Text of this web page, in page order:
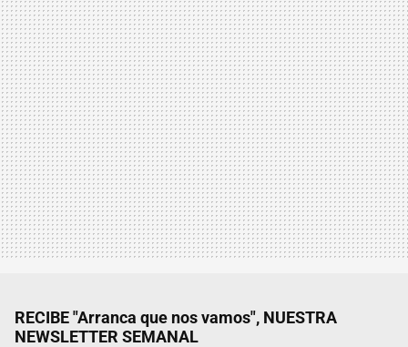
RECIBE "Arranca que nos vamos", NUESTRA
NEWSLETTER SEMANAL